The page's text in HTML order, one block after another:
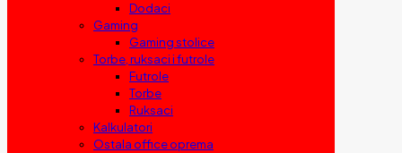
Dodaci
Gaming
Gaming stolice
Torbe, ruksaci i futrole
Futrole
Torbe
Ruksaci
Kalkulatori
Ostala office oprema